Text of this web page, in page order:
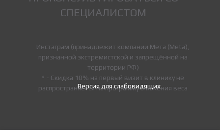
Версия для слабовидящих
Инстаграм (принадлежит компании Мета (Meta),
признанной экстремистской и запрещённой на
территории РФ)
* - Скидка 10% на первый визит в клинику не
распространяется на программу снижения веса
СПЕЦИАЛИСТОМ